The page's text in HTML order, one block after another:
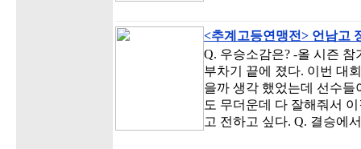
<추계고등연맹전> 언남고
Q. 우승소감은? -올 시즌
부차기 끝에 졌다. 이번 대
을까 생각 했었는데 선수
도 무더운데 다 잘해줘서
고 전하고 싶다. Q. 결승에